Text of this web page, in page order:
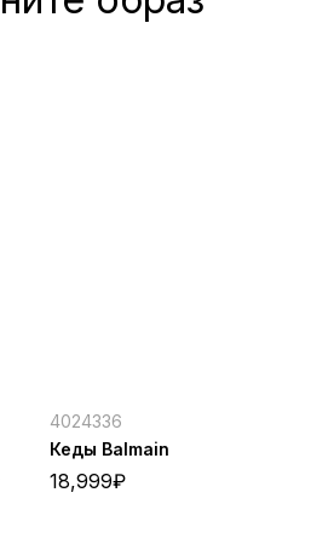
4024336
Кеды Balmain
18,999₽